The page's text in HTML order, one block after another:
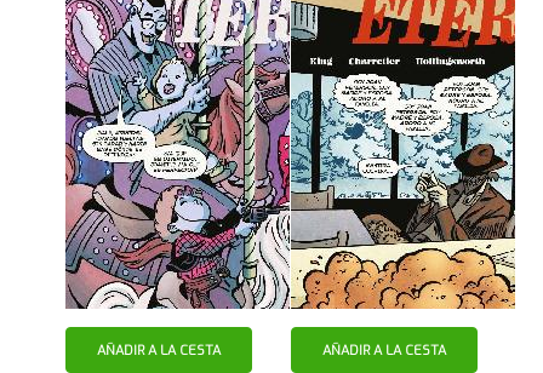
AÑADIR A LA CESTA AÑADIR A LA CESTA